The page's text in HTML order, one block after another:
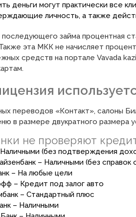
деньги могут практически все
личность, а также
займа процентная
эта МКК не начисляет
средств на портале Vavada
переводов «Контакт», салоны
в размере двукратного размера
не проверяют
(без подтверждения
– Наличными (без справок
– На любые цели
– Кредит под залог авто
– Стандартный плюс
– Наличными